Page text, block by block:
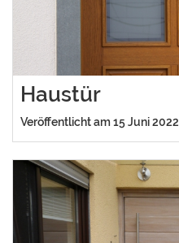
Haustür
Veröffentlicht am 15 Juni 2022